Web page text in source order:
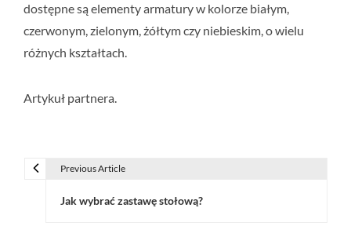
dostępne są elementy armatury w kolorze białym,
czerwonym, zielonym, żółtym czy niebieskim, o wielu
różnych kształtach.
Artykuł partnera.
Previous Article
Jak wybrać zastawę stołową?